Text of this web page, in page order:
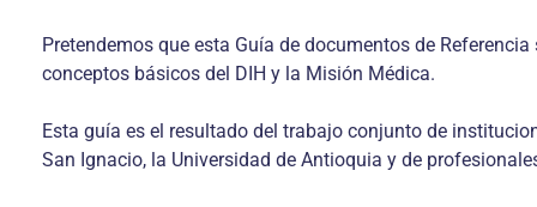
Pretendemos que esta Guía de documentos de
conceptos básicos del DIH y la Misión Médica.
Esta guía es el resultado del trabajo conjunto de
San Ignacio, la Universidad de Antioquia y de